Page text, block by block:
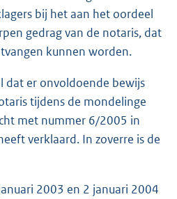
bij het aan het oordeel
gedrag van de notaris, dat
kunnen worden.
dat er onvoldoende bewijs
tijdens de mondelinge
met nummer 6/2005 in
verklaard. In zoverre is de
2003 en 2 januari 2004